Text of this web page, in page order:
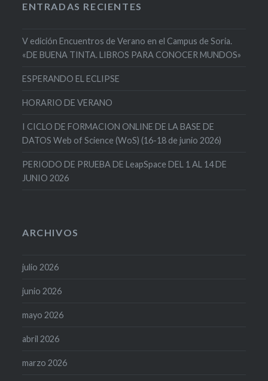
ENTRADAS RECIENTES
V edición Encuentros de Verano en el Campus de Soria.
«DE BUENA TINTA. LIBROS PARA CONOCER MUNDOS»
ESPERANDO EL ECLIPSE
HORARIO DE VERANO
I CICLO DE FORMACION ONLINE DE LA BASE DE
DATOS Web of Science (WoS) (16-18 de junio 2026)
PERIODO DE PRUEBA DE LeapSpace DEL 1 AL 14 DE
JUNIO 2026
ARCHIVOS
julio 2026
junio 2026
mayo 2026
abril 2026
marzo 2026